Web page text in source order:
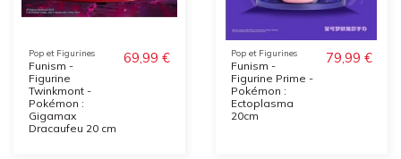
Pop et Figurines
Funism -
Figurine
Twinkmont -
Pokémon :
Gigamax
Dracaufeu 20 cm
69,99 € Pop et Figurines
Funism -
Figurine Prime -
Pokémon :
Ectoplasma
20cm
79,99 €